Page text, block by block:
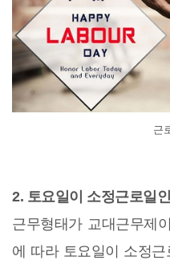
근
2. 토요일이 소정근로일
근무형태가 교대근무제
에 따라 토요일이 소정